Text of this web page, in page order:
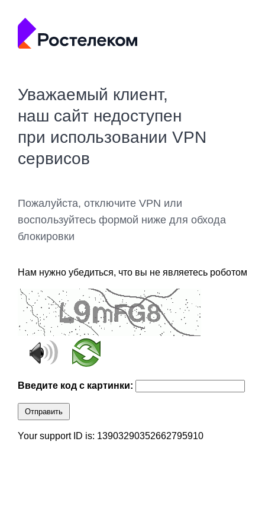
Уважаемый клиент,
наш сайт недоступен
при использовании VPN
сервисов
Пожалуйста, отключите VPN или
воспользуйтесь формой ниже для обхода
блокировки
Нам нужно убедиться, что вы не являетесь роботом
Введите код с картинки:
Отправить
Your support ID is: 13903290352662795910